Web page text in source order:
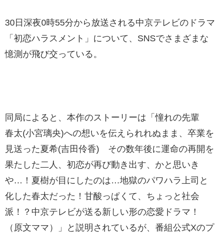
30日深夜0時55分から放送される中京テレビのドラマ
「初恋ハラスメント」について、SNSでさまざまな
憶測が飛び交っている。
同局によると、本作のストーリーは「憧れの先輩
春太(小宮璃央)への想いを伝えられれぬまま、卒業を
見送った夏希(吉田伶香) その数年後に運命の再開を
果たした二人、初恋が再び動き出す、かと思いき
や…！夏樹が目にしたのは…地獄のパワハラ上司と
化した春太だった！甘酸っぱくて、ちょっと社会
派！？中京テレビが送る新しい形の恋愛ドラマ！
（原文ママ）」と説明されているが、番組公式Xのプ